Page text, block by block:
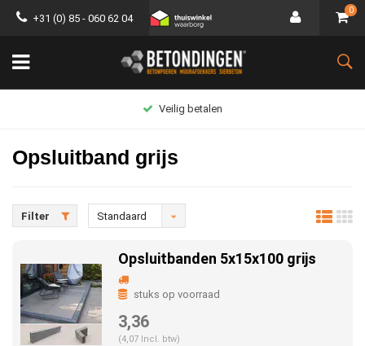
+31 (0) 85 - 060 62 04
0
Groot assortiment
Opsluitband grijs
Filter Standaard
Opsluitbanden 5x15x100 grijs
stuks op voorraad
3,36
(4,07 Incl. btw)